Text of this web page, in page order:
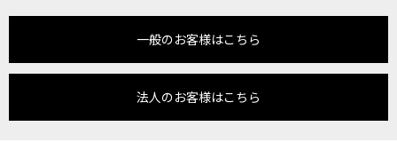
一般のお客様はこちら
法人のお客様はこちら